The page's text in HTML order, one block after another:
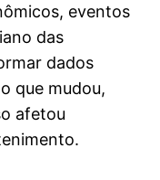
eventos
das
dados
que mudou,
afetou